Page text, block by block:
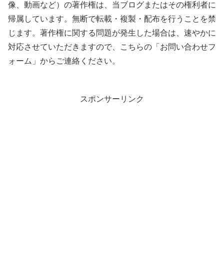
像、動画など）の著作権は、当ブログまたはその権利者に
帰属しています。無断で転載・複製・配布を行うことを禁
じます。著作権に関する問題が発生した場合は、速やかに
対応させていただきますので、こちらの「お問い合わせフ
ォーム」からご連絡ください。
スポンサーリンク